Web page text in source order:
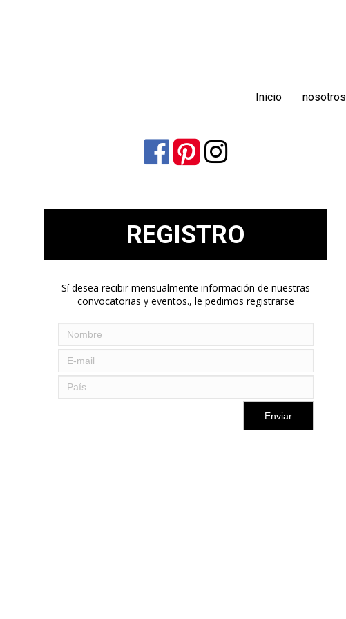
Inicio nosotros
 
REGISTRO
Sí desea recibir mensualmente información de nuestras
convocatorias y eventos., le pedimos registrarse
Enviar